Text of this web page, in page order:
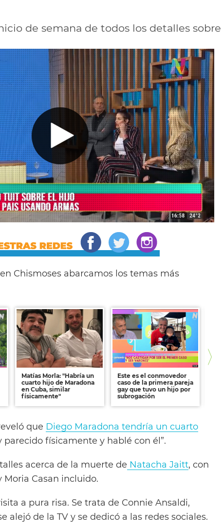
de semana de todos los detalles
Chismoses abarcamos los temas más
Matías Morla: "Habría un
cuarto hijo de Maradona
en Cuba, similar
físicamente"
Este es el conmovedor
caso de la primera pareja
gay que tuvo un hijo por
subrogación
que Diego Maradona tendría un cuarto
parecido físicamente y hablé con él”.
acerca de la muerte de Natacha Jaitt, con
Moria Casan incluido.
a pura risa. Se trata de Connie Ansaldi,
alejó de la TV y se dedicó a las redes sociales.